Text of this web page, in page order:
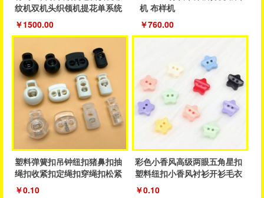
纹机双机头织领机提花单系统
织领机
￥1500.00
机 布样机
￥760.00
塑料弹簧扣吊钟纽扣猪鼻扣抽
绳扣收紧扣定绳扣穿绳扣松紧
抽绳扣子
￥0.10
彩色小香风高级两眼五角星扣
塑料纽扣小香风衬衫开衫毛衣
纽扣厂家
￥0.10